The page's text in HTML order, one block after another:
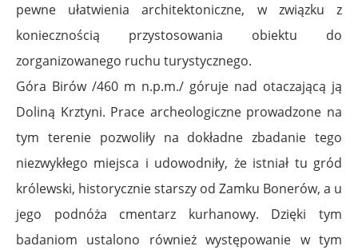
pewne ułatwienia architektoniczne, w związku z
koniecznością przystosowania obiektu do
zorganizowanego ruchu turystycznego.
Góra Birów /460 m n.p.m./ góruje nad otaczającą ją
Doliną Krztyni. Prace archeologiczne prowadzone na
tym terenie pozwoliły na dokładne zbadanie tego
niezwykłego miejsca i udowodniły, że istniał tu gród
królewski, historycznie starszy od Zamku Bonerów, a u
jego podnóża cmentarz kurhanowy. Dzięki tym
badaniom ustalono również występowanie w tym